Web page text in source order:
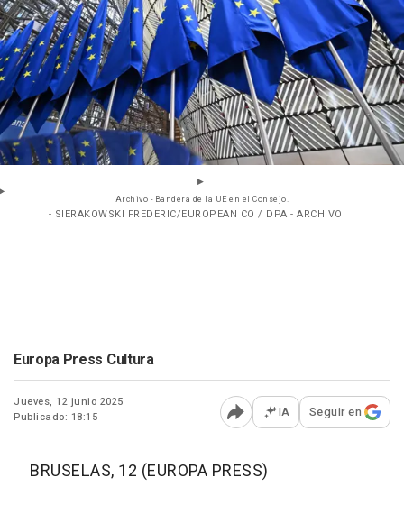
Archivo - Bandera de la UE en el Consejo.
- SIERAKOWSKI FREDERIC/EUROPEAN CO / DPA - ARCHIVO
Europa Press Cultura
Jueves, 12 junio 2025
Publicado: 18:15
Abrir opciones para
IA Seguir en
BRUSELAS, 12 (EUROPA PRESS)